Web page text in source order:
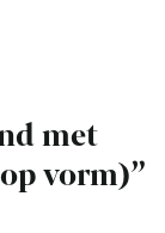
met
vorm)”